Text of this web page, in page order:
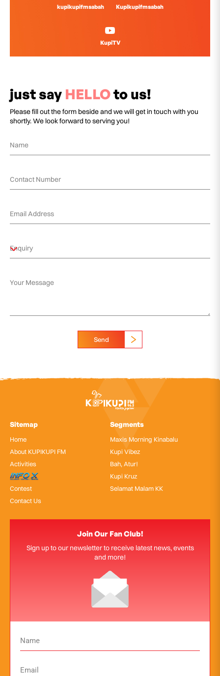
kupikupifmsabah Kupikupifmsabah
KupiTV
just say HELLOto us!
Please fill out the form beside and we will get in touch with you
shortly. We look forward to serving you!
Send
Sitemap
Home
About KUPIKUPI FM
Activities
InfoX
Contest
Contact Us
Segments
Maxis Morning Kinabalu
Kupi Vibez
Bah, Atur!
Kupi Kruz
Selamat Malam KK
Join Our Fan Club!
Sign up to our newsletter to receive latest news, events
and more!